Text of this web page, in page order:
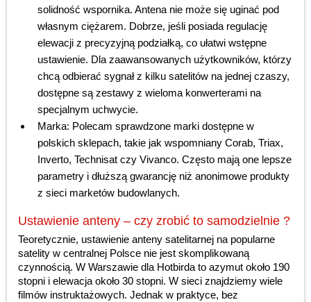
solidność wspornika. Antena nie może się uginać pod
własnym ciężarem. Dobrze, jeśli posiada regulację
elewacji z precyzyjną podziałką, co ułatwi wstępne
ustawienie. Dla zaawansowanych użytkowników, którzy
chcą odbierać sygnał z kilku satelitów na jednej czaszy,
dostępne są zestawy z wieloma konwerterami na
specjalnym uchwycie.
Marka: Polecam sprawdzone marki dostępne w
polskich sklepach, takie jak wspomniany Corab, Triax,
Inverto, Technisat czy Vivanco. Często mają one lepsze
parametry i dłuższą gwarancję niż anonimowe produkty
z sieci marketów budowlanych.
Ustawienie anteny – czy zrobić to samodzielnie ?
Teoretycznie, ustawienie anteny satelitarnej na popularne
satelity w centralnej Polsce nie jest skomplikowaną
czynnością. W Warszawie dla Hotbirda to azymut około 190
stopni i elewacja około 30 stopni. W sieci znajdziemy wiele
filmów instruktażowych. Jednak w praktyce, bez